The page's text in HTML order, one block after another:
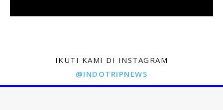
IKUTI KAMI DI INSTAGRAM
@INDOTRIPNEWS